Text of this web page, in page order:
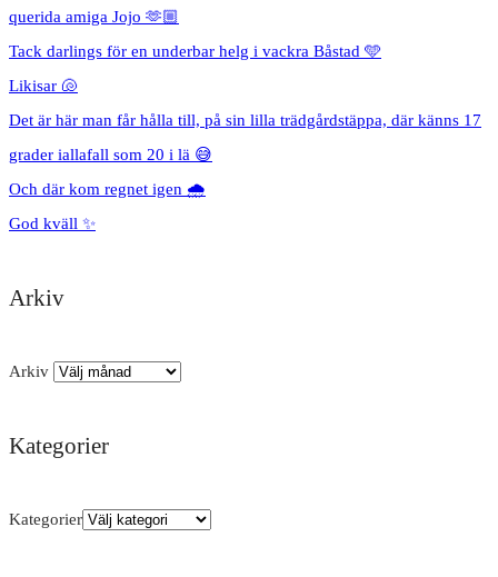
querida amiga Jojo 🫶🏼
Tack darlings för en underbar helg i vackra Båstad 🩵
Likisar 🐚
Det är här man får hålla till, på sin lilla trädgårdstäppa, där känns 17
grader iallafall som 20 i lä 😅
Och där kom regnet igen 🌧️
God kväll ✨
Arkiv
Arkiv
Kategorier
Kategorier